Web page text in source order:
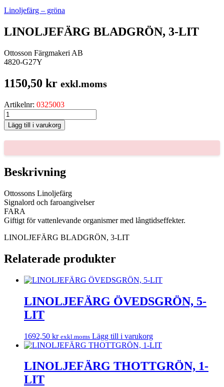
Linoljefärg – gröna
LINOLJEFÄRG BLADGRÖN, 3-LIT
Ottosson Färgmakeri AB
4820-G27Y
1150,50 kr exkl.moms
Artikelnr: 0325003
LINOLJEFÄRG
BLADGRÖN,
3-
LIT
Lägg till i varukorg
Beskrivning
Ottossons Linoljefärg
Signalord och faroangivelser
FARA
Giftigt för vattenlevande organismer med långtidseffekter.
LINOLJEFÄRG BLADGRÖN, 3-LIT
Relaterade produkter
LINOLJEFÄRG ÖVEDSGRÖN, 5-
LIT
1692,50 kr exkl.moms Lägg till i varukorg
LINOLJEFÄRG THOTTGRÖN, 1-
LIT